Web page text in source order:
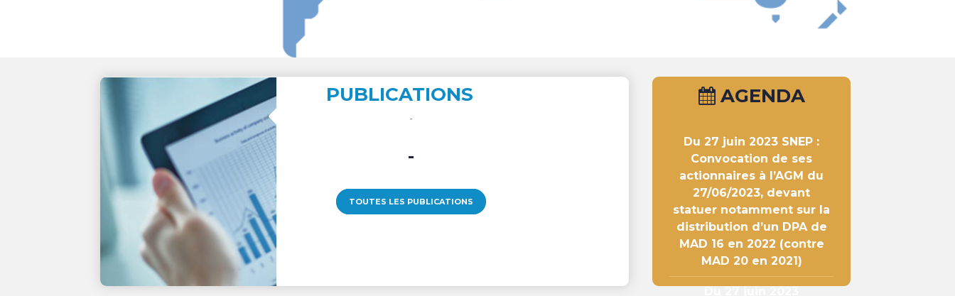
PUBLICATIONS
-
TOUTES LES PUBLICATIONS
AGENDA
Du 27 juin 2023 SNEP :
Convocation de ses
actionnaires à l’AGM du
27/06/2023, devant
statuer notamment sur la
distribution d’un DPA de
MAD 16 en 2022 (contre
MAD 20 en 2021)